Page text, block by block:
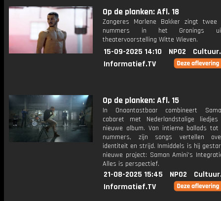
Op de planken: Afl. 18
Zangeres Marlene Bakker zingt twee
nummers in het Gronings
theatervoorstelling Witte Wieven.
15-09-2025 14:10 NPO2
Informatief.TV
Op de planken: Afl. 15
In Onaantastbaar combineert
cabaret met Nederlandstalige
nieuwe album. Van intieme ballads tot
nummers, zijn songs vertellen
identiteit en strijd. Inmiddels is hij
nieuwe project: Saman Amini's
Alles is perspectief.
21-08-2025 15:45 NPO2
Informatief.TV